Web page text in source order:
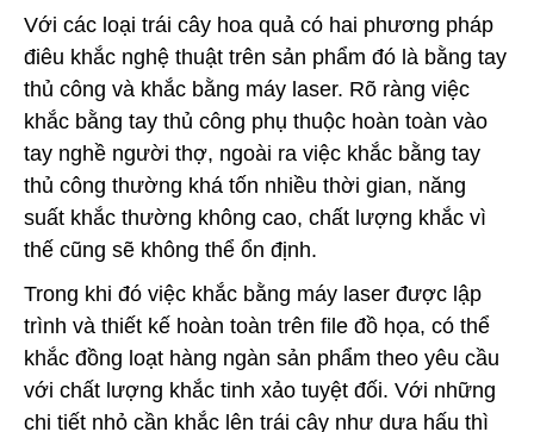
Với các loại trái cây hoa quả có hai phương pháp
điêu khắc nghệ thuật trên sản phẩm đó là bằng tay
thủ công và khắc bằng máy laser. Rõ ràng việc
khắc bằng tay thủ công phụ thuộc hoàn toàn vào
tay nghề người thợ, ngoài ra việc khắc bằng tay
thủ công thường khá tốn nhiều thời gian, năng
suất khắc thường không cao, chất lượng khắc vì
thế cũng sẽ không thể ổn định.
Trong khi đó việc khắc bằng máy laser được lập
trình và thiết kế hoàn toàn trên file đồ họa, có thể
khắc đồng loạt hàng ngàn sản phẩm theo yêu cầu
với chất lượng khắc tinh xảo tuyệt đối. Với những
chi tiết nhỏ cần khắc lên trái cây như dưa hấu thì